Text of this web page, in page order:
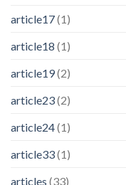
article17(1)
article18 (1)
article19(2)
article23(2)
article24(1)
article33(1)
articles (33)